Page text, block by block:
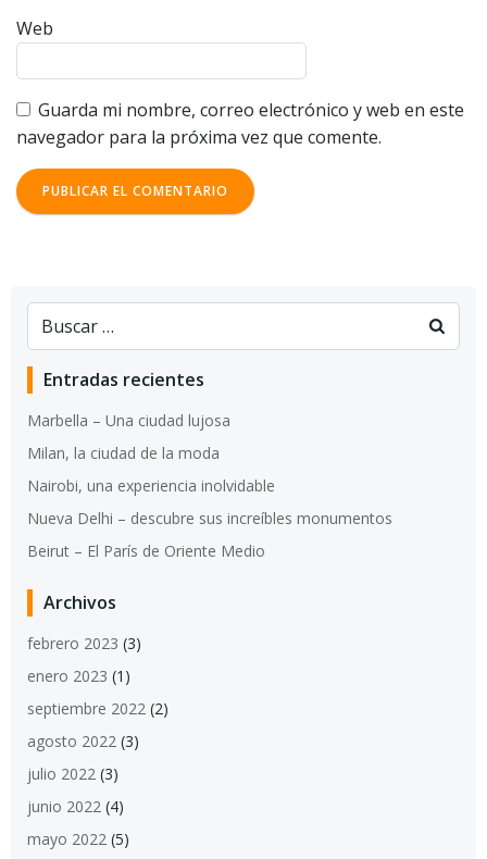
Web
Guarda mi nombre, correo electrónico y web en este
navegador para la próxima vez que comente.
Entradas recientes
Marbella – Una ciudad lujosa
Milan, la ciudad de la moda
Nairobi, una experiencia inolvidable
Nueva Delhi – descubre sus increíbles monumentos
Beirut – El París de Oriente Medio
Archivos
febrero 2023 (3)
enero 2023 (1)
septiembre 2022 (2)
agosto 2022 (3)
julio 2022 (3)
junio 2022 (4)
mayo 2022 (5)